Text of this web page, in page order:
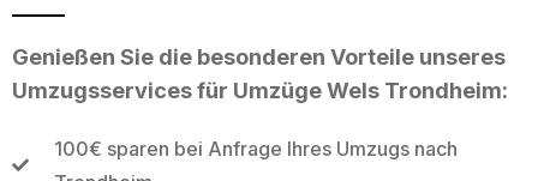
Genießen Sie die besonderen Vorteile unseres
Umzugsservices für Umzüge Wels Trondheim:
100€ sparen bei Anfrage Ihres Umzugs nach